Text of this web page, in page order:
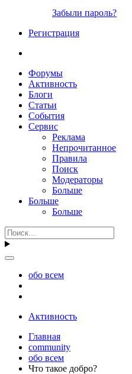
Забыли пароль?
Регистрация
Форумы
Активность
Блоги
Статьи
События
Сервис
Реклама
Непрочитанное
Правила
Поиск
Модераторы
Больше
Больше
Больше
обо всем
Активность
Главная
community
обо всем
Что такое добро?